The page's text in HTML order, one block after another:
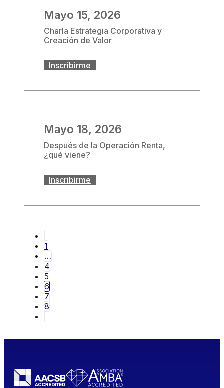
Mayo 15, 2026
Charla Estrategia Corporativa y
Creación de Valor
Inscribirme
Mayo 18, 2026
Después de la Operación Renta,
¿qué viene?
Inscribirme
1
…
4
5
6
7
8